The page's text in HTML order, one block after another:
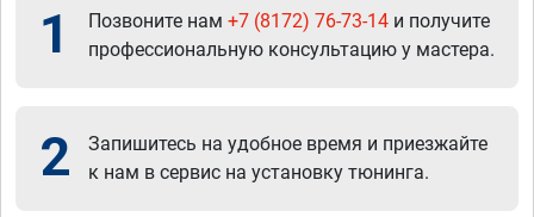
1 Позвоните нам +7 (8172) 76-73-14 и получите
профессиональную консультацию у мастера.
2
Запишитесь на удобное время и приезжайте
к нам в сервис на установку тюнинга.